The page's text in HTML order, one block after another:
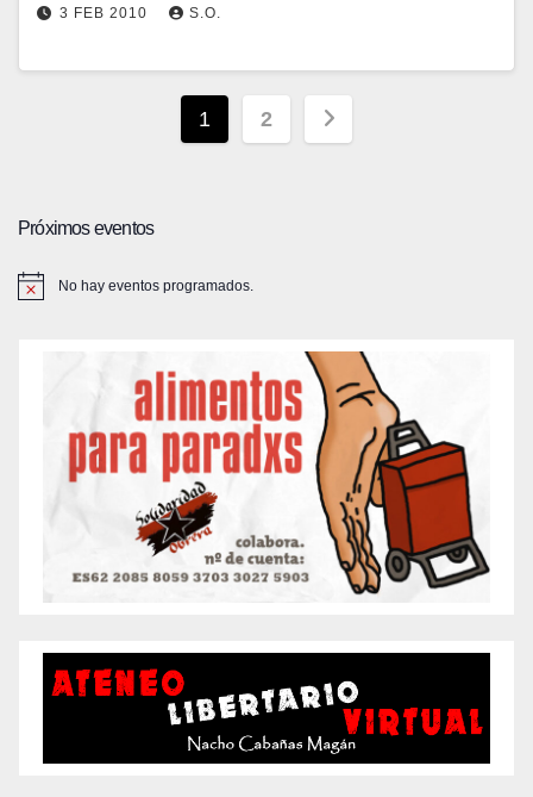
3 FEB 2010 S.O.
Paginación
1 2
Próximos eventos
No hay eventos programados.